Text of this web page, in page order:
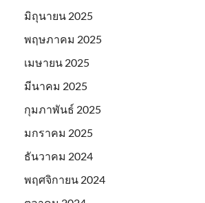
มิถุนายน 2025
พฤษภาคม 2025
เมษายน 2025
มีนาคม 2025
กุมภาพันธ์ 2025
มกราคม 2025
ธันวาคม 2024
พฤศจิกายน 2024